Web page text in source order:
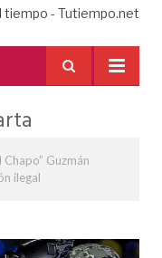
tiempo - Tutiempo.net
Chapo” Guzmán
ilegal